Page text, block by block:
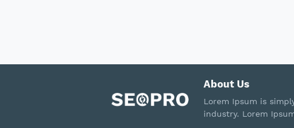
About Us
Lorem Ipsum is
industry. Lorem